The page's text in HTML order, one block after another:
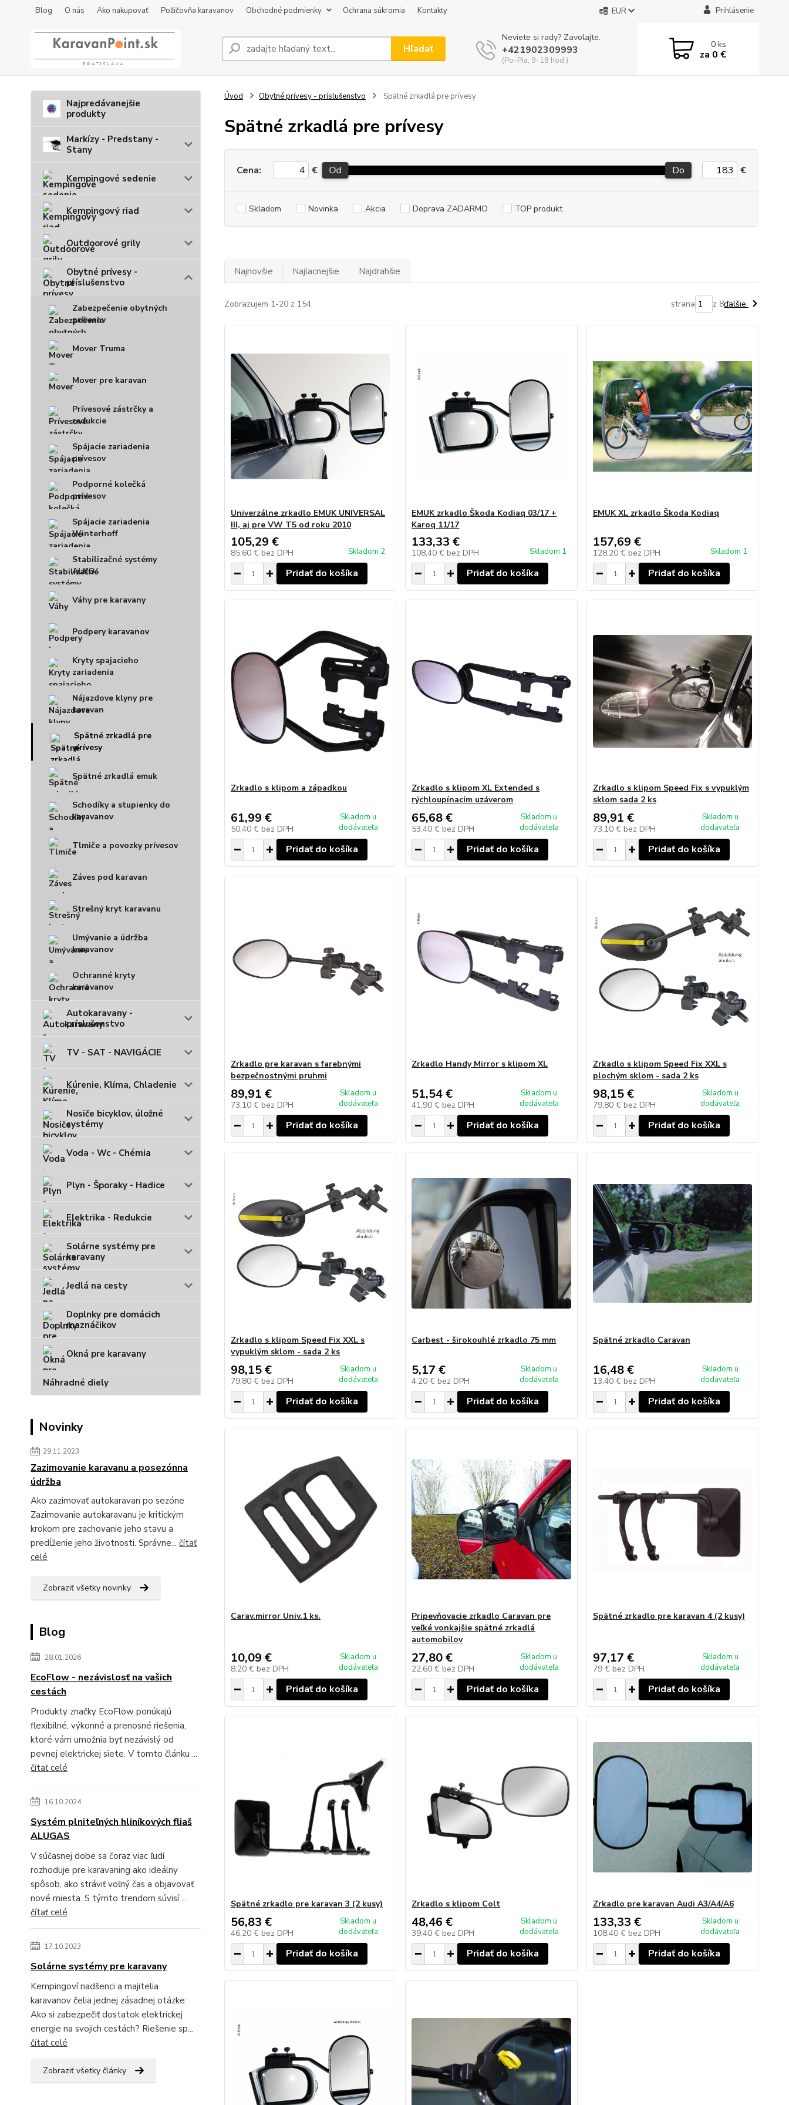
Blog O nás Ako nakupovať Požičovňa karavanov Obchodné podmienky Ochrana súkromia Kontakty EUR Prihlásenie
Hľadať
Neviete si rady? Zavolajte.
+421902309993
(Po-Pia, 9-18 hod.)
0ks
za 0 €
Najpredávanejšie
produkty
Markízy - Predstany -
Stany
Kempingové sedenie
Kempingový riad
Outdoorové grily
Obytné prívesy -
príslušenstvo
Zabezpečenie obytných
prívesov
Mover Truma
Mover pre karavan
Prívesové zástrčky a
redukcie
Spájacie zariadenia
prívesov
Podporné kolečká
prívesov
Spájacie zariadenia
Winterhoff
Stabilizačné systémy
ALKO
Váhy pre karavany
Podpery karavanov
Kryty spajacieho
zariadenia
Nájazdove klyny pre
karavan
Spätné zrkadlá pre
prívesy
Spätné zrkadlá emuk
Schodíky a stupienky do
karavanov
Tlmiče a povozky prívesov
Záves pod karavan
Strešný kryt karavanu
Umývanie a údržba
karavanov
Ochranné kryty
karavanov
Autokaravany -
príslušenstvo
TV - SAT - NAVIGÁCIE
Kúrenie, Klíma, Chladenie
Nosiče bicyklov, úložné
systémy
Voda - Wc - Chémia
Plyn - Šporaky - Hadice
Elektrika - Redukcie
Solárne systémy pre
karavany
Jedlá na cesty
Doplnky pre domácich
maznáčikov
Okná pre karavany
Náhradné diely
Novinky
29.11.2023
Zazimovanie karavanu a posezónna
údržba
Ako zazimovať autokaravan po sezóne
Zazimovanie autokaravanu je kritickým
krokom pre zachovanie jeho stavu a
predĺženie jeho životnosti. Správne... čítať
celé
Zobraziť všetky novinky
Blog
28.01.2026
EcoFlow - nezávislosť na vašich
cestách
Produkty značky EcoFlow ponúkajú
flexibilné, výkonné a prenosné riešenia,
ktoré vám umožnia byť nezávislý od
pevnej elektrickej siete. V tomto článku ...
čítať celé
16.10.2024
Systém plniteľných hliníkových fliaš
ALUGAS
V súčasnej dobe sa čoraz viac ľudí
rozhoduje pre karavaning ako ideálny
spôsob, ako stráviť voľný čas a objavovať
nové miesta. S týmto trendom súvisí ...
čítať celé
17.10.2023
Solárne systémy pre karavany
Kempingoví nadšenci a majitelia
karavanov čelia jednej zásadnej otázke:
Ako si zabezpečiť dostatok elektrickej
energie na svojich cestách? Riešenie sp...
čítať celé
Zobraziť všetky články
Úvod Obytné prívesy - príslušenstvo Spätné zrkadlá pre prívesy
Spätné zrkadlá pre prívesy
Cena: € Od Do €
Skladom Novinka Akcia Doprava ZADARMO TOP produkt
Najnovšie Najlacnejšie Najdrahšie
Zobrazujem 1-20 z 154 strana z 8ďalšie
Univerzálne zrkadlo EMUK UNIVERSAL
III, aj pre VW T5 od roku 2010
105,29 €
85,60 € bez DPH Skladom 2
Pridať do košíka
EMUK zrkadlo Škoda Kodiaq 03/17 +
Karoq 11/17
133,33 €
108,40 € bez DPH Skladom 1
Pridať do košíka
EMUK XL zrkadlo Škoda Kodiaq
157,69 €
128,20 € bez DPH Skladom 1
Pridať do košíka
Zrkadlo s klipom a západkou
61,99 €
50,40 € bez DPH
Skladom u
dodávateľa
Pridať do košíka
Zrkadlo s klipom XL Extended s
rýchloupínacím uzáverom
65,68 €
53,40 € bez DPH
Skladom u
dodávateľa
Pridať do košíka
Zrkadlo s klipom Speed Fix s vypuklým
sklom sada 2 ks
89,91 €
73,10 € bez DPH
Skladom u
dodávateľa
Pridať do košíka
Zrkadlo pre karavan s farebnými
bezpečnostnými pruhmi
89,91 €
73,10 € bez DPH
Skladom u
dodávateľa
Pridať do košíka
Zrkadlo Handy Mirror s klipom XL
51,54 €
41,90 € bez DPH
Skladom u
dodávateľa
Pridať do košíka
Zrkadlo s klipom Speed Fix XXL s
plochým sklom - sada 2 ks
98,15 €
79,80 € bez DPH
Skladom u
dodávateľa
Pridať do košíka
Zrkadlo s klipom Speed Fix XXL s
vypuklým sklom - sada 2 ks
98,15 €
79,80 € bez DPH
Skladom u
dodávateľa
Pridať do košíka
Carbest - širokouhlé zrkadlo 75 mm
5,17 €
4,20 € bez DPH
Skladom u
dodávateľa
Pridať do košíka
Spätné zrkadlo Caravan
16,48 €
13,40 € bez DPH
Skladom u
dodávateľa
Pridať do košíka
Carav.mirror Univ.1 ks.
10,09 €
8,20 € bez DPH
Skladom u
dodávateľa
Pridať do košíka
Pripevňovacie zrkadlo Caravan pre
veľké vonkajšie spätné zrkadlá
automobilov
27,80 €
22,60 € bez DPH
Skladom u
dodávateľa
Pridať do košíka
Spätné zrkadlo pre karavan 4 (2 kusy)
97,17 €
79 € bez DPH
Skladom u
dodávateľa
Pridať do košíka
Spätné zrkadlo pre karavan 3 (2 kusy)
56,83 €
46,20 € bez DPH
Skladom u
dodávateľa
Pridať do košíka
Zrkadlo s klipom Colt
48,46 €
39,40 € bez DPH
Skladom u
dodávateľa
Pridať do košíka
Zrkadlo pre karavan Audi A3/A4/A6
133,33 €
108,40 € bez DPH
Skladom u
dodávateľa
Pridať do košíka